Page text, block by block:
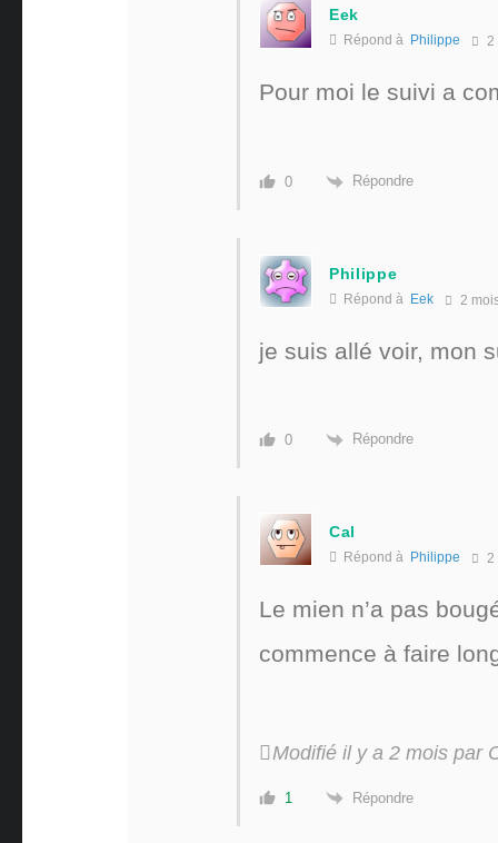
Eek
Répond à Philippe 2
Pour moi le suivi a
0 Répondre
Philippe
Répond à Eek 2
je suis allé voir, mon
0 Répondre
Cal
Répond à Philippe 2
Le mien n’a pas
commence à faire
Modifié il y a 2 mois par
1 Répondre